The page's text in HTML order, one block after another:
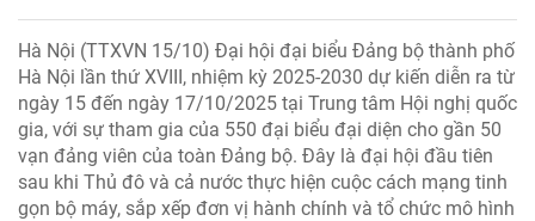
Hà Nội (TTXVN 15/10) Đại hội đại biểu Đảng bộ thành phố
Hà Nội lần thứ XVIII, nhiệm kỳ 2025-2030 dự kiến diễn ra từ
ngày 15 đến ngày 17/10/2025 tại Trung tâm Hội nghị quốc
gia, với sự tham gia của 550 đại biểu đại diện cho gần 50
vạn đảng viên của toàn Đảng bộ. Đây là đại hội đầu tiên
sau khi Thủ đô và cả nước thực hiện cuộc cách mạng tinh
gọn bộ máy, sắp xếp đơn vị hành chính và tổ chức mô hình